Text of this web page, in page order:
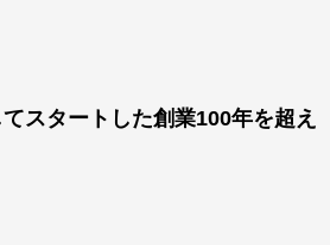
スタートした創業100年を超え